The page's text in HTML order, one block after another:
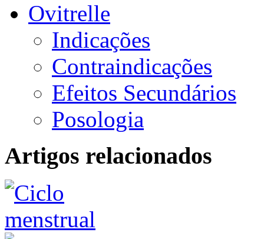
Ovitrelle
Indicações
Contraindicações
Efeitos Secundários
Posologia
Artigos relacionados